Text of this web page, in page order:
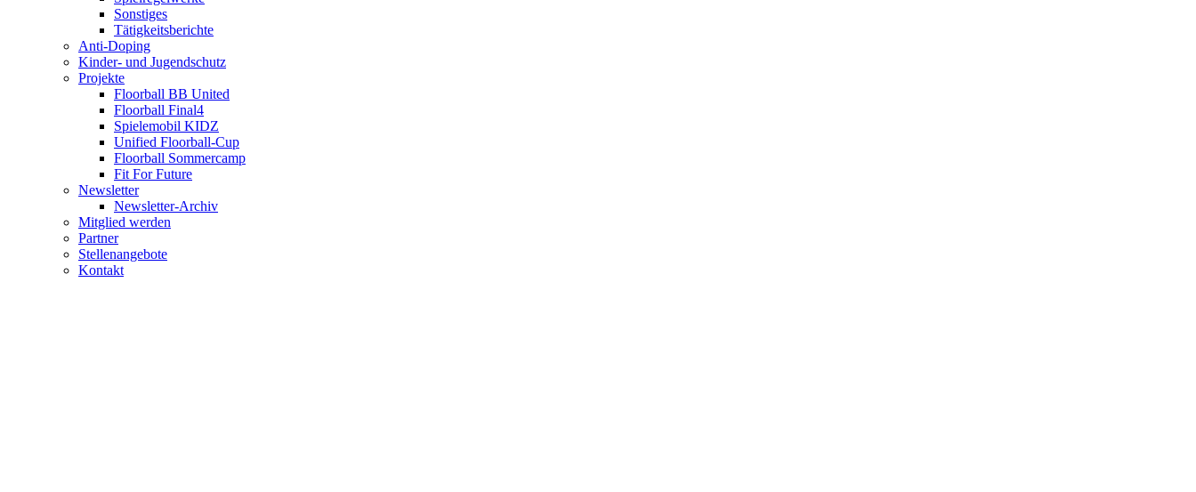
Sonstiges
Tätigkeitsberichte
Anti-Doping
Kinder- und Jugendschutz
Projekte
Floorball BB United
Floorball Final4
Spielemobil KIDZ
Unified Floorball-Cup
Floorball Sommercamp
Fit For Future
Newsletter
Newsletter-Archiv
Mitglied werden
Partner
Stellenangebote
Kontakt